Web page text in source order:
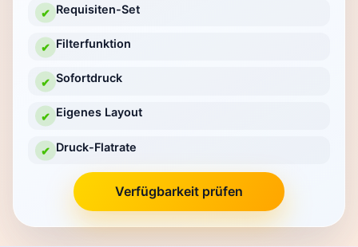
✔ Requisiten-Set
✔ Filterfunktion
✔ Sofortdruck
✔ Eigenes Layout
✔ Druck-Flatrate
Verfügbarkeit prüfen